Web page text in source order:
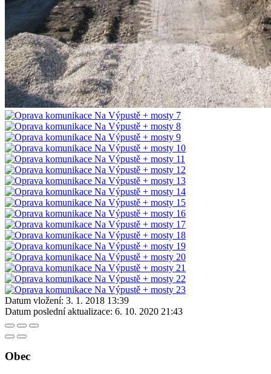
Datum vložení: 3. 1. 2018 13:39
Datum poslední aktualizace: 6. 10. 2020 21:43
Obec